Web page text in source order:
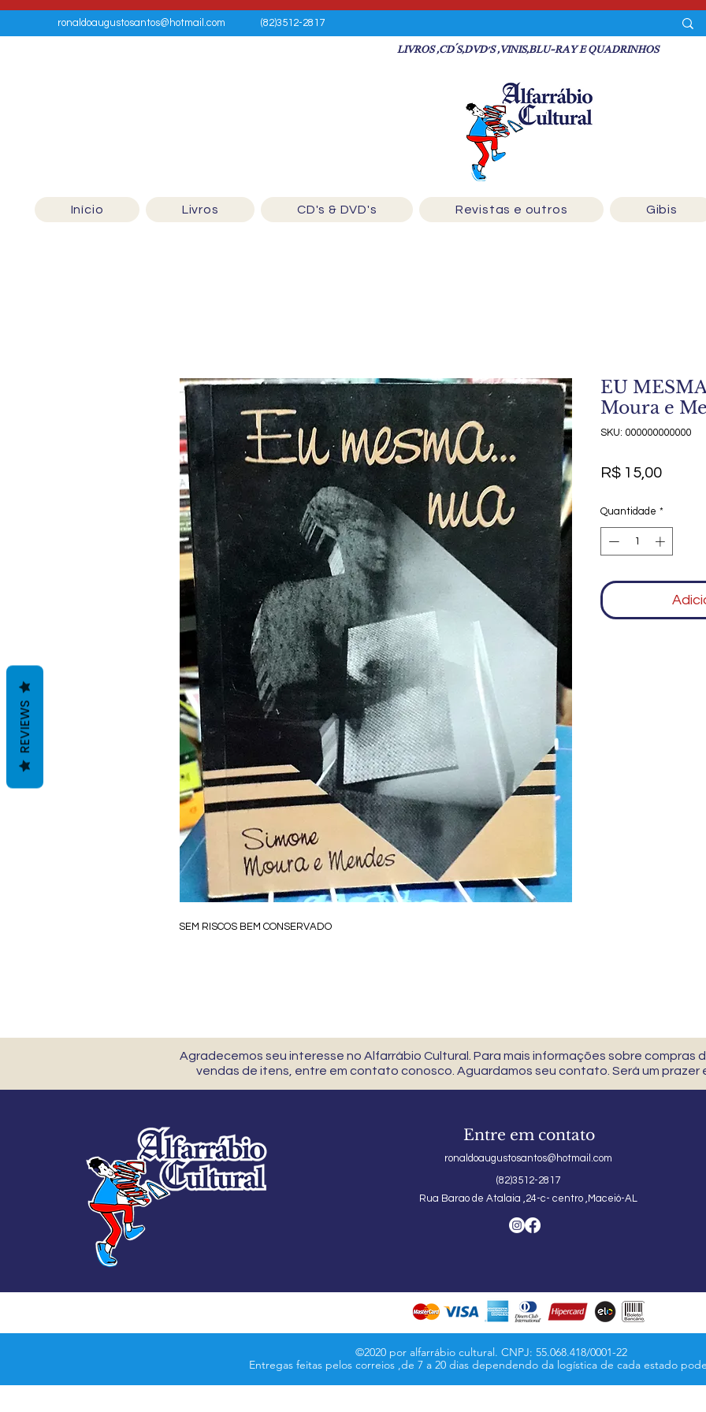
ronaldoaugustosantos@hotmail.com (82)3512-2817
LIVROS ,CD´S,DVD'S ,VINIS,BLU-RAY E QUADRINHOS
Início Livros CD's & DVD's Revistas e outros Gibis
SEM RISCOS BEM CONSERVADO
EU
Moura e
SKU: 000000000000
R$ 15,00Preço
Quantidade *
Agradecemos seu interesse no Alfarrábio Cultural. Para mais informações sobre compras
vendas de itens, entre em contato conosco. Aguardamos seu contato. Será um prazer
Entre em contato
ronaldoaugustosantos@hotmail.com
(82)3512-2817
Rua Barao de Atalaia ,24-c- centro ,Maceió-AL
©2020 por alfarrábio cultural. CNPJ: 55.068.418/0001-22
Entregas feitas pelos correios ,de 7 a 20 dias dependendo da logística de cada estado
REVIEWS